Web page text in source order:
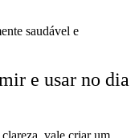
saudável e
e usar no dia